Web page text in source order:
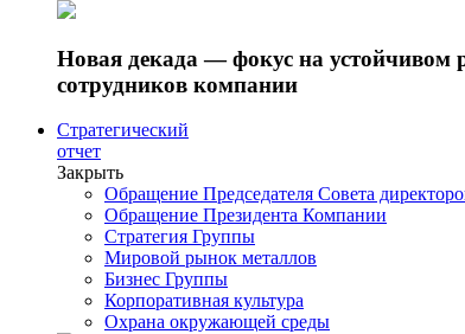
Новая декада — фокус на
сотрудников компании
Стратегический
отчет
Закрыть
Обращение Председателя Совета
Обращение Президента Компании
Стратегия Группы
Мировой рынок металлов
Бизнес Группы
Корпоративная культура
Охрана окружающей среды